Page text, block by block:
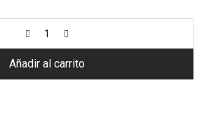
Añadir al carrito